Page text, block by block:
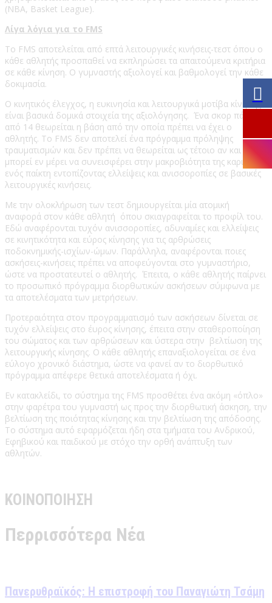
(NBA, Basket League).
Λίγα λόγια για το FMS
Το FMS αποτελείται από επτά λειτουργικές κινήσεις-τεστ όπου ο
κάθε αθλητής προσπαθεί να εκπληρώσει τα απαιτούμενα κριτήρια
σε κάθε κίνηση. Ο γυμναστής αξιολογεί και βαθμολογεί την κάθε
δοκιμασία.
Ο κινητικός έλεγχος, η ευκινησία και λειτουργικά μοτίβα κίνησης
είναι βασικά δομικά στοιχεία της αξιολόγησης. Ένα σκορ πάνω
από 14 θεωρείται η βάση από την οποία πρέπει να έχει ο
αθλητής. Το FMS δεν αποτελεί ένα πρόγραμμα πρόληψης
τραυματισμών και δεν πρέπει να θεωρείται ως τέτοιο αν και
μπορεί εν μέρει να συνεισφέρει στην μακροβιότητα της καριέρας
ενός παίκτη εντοπίζοντας ελλείψεις και ανισσοροπίες σε βασικές
λειτουργικές κινήσεις.
Με την ολοκλήρωση των τεστ δημιουργείται μία ατομική
αναφορά στον κάθε αθλητή όπου σκιαγραφείται το προφίλ του.
Εδώ αναφέρονται τυχόν ανισσοροπίες, αδυναμίες και ελλείψεις
σε κινητικότητα και εύρος κίνησης για τις αρθρώσεις
ποδοκνημικής-ισχίων-ώμων. Παράλληλα, αναφέρονται ποιες
ασκήσεις-κινήσεις πρέπει να αποφεύγονται στο γυμναστήριο,
ώστε να προστατευτεί ο αθλητής. Έπειτα, ο κάθε αθλητής παίρνει
το προσωπικό πρόγραμμα διορθωτικών ασκήσεων σύμφωνα με
τα αποτελέσματα των μετρήσεων.
Προτεραιότητα στον προγραμματισμό των ασκήσεων δίνεται σε
τυχόν ελλείψεις στο έυρος κίνησης, έπειτα στην σταθεροποίηση
του σώματος και των αρθρώσεων και ύστερα στην βελτίωση της
λειτουργικής κίνησης. Ο κάθε αθλητής επαναξιολογείται σε ένα
εύλογο χρονικό διάστημα, ώστε να φανεί αν το διορθωτικό
πρόγραμμα απέφερε θετικά αποτελέσματα ή όχι.
Εν κατακλείδι, το σύστημα της FMS προσθέτει ένα ακόμη «όπλο»
στην φαρέτρα του γυμναστή ως προς την διορθωτική άσκηση, την
βελτίωση της ποιότητας κίνησης και την βελτίωση της απόδοσης.
Το σύστημα αυτό εφαρμόζεται ήδη στα τμήματα του Ανδρικού,
Εφηβικού και παιδικού με στόχο την ορθή ανάπτυξη των
αθλητών.
ΚΟΙΝΟΠΟΙΗΣΗ
Περρισσότερα Νέα
Πανερυθραϊκός: Η επιστροφή του Παναγιώτη Τσάμη